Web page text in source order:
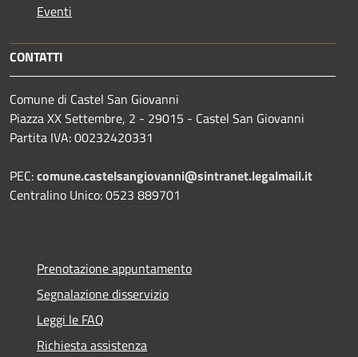
Eventi
CONTATTI
Comune di Castel San Giovanni
Piazza XX Settembre, 2 - 29015 - Castel San Giovanni
Partita IVA: 00232420331
PEC:comune.castelsangiovanni@sintranet.legalmail.it
Centralino Unico: 0523 889701
Prenotazione appuntamento
Segnalazione disservizio
Leggi le FAQ
Richiesta assistenza